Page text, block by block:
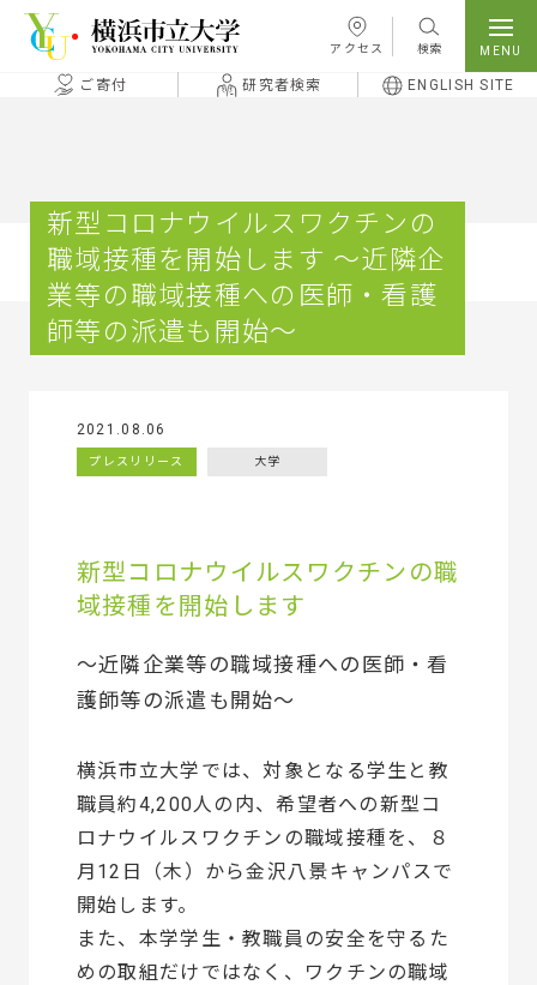
本文へ移動
アクセス 検索
ご寄付 研究者検索 ENGLISH SITE
新型コロナウイルスワクチンの
職域接種を開始します ～近隣企
業等の職域接種への医師・看護
師等の派遣も開始～
2021.08.06
プレスリリース 大学
新型コロナウイルスワクチンの職
域接種を開始します
～近隣企業等の職域接種への医師・看
護師等の派遣も開始～
横浜市立大学では、対象となる学生と教
職員約4,200人の内、希望者への新型コ
ロナウイルスワクチンの職域接種を、８
月12日（木）から金沢八景キャンパスで
開始します。
また、本学学生・教職員の安全を守るた
めの取組だけではなく、ワクチンの職域